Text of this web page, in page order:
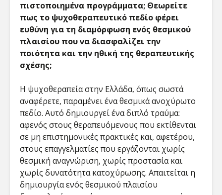
πιστοποιημένα προγράμματα; Θεωρείτε
πως το ψυχοθεραπευτικό πεδίο φέρει
ευθύνη για τη διαμόρφωση ενός θεσμικού
πλαισίου που να διασφαλίζει την
ποιότητα και την ηθική της θεραπευτικής
σχέσης;
Η ψυχοθεραπεία στην Ελλάδα, όπως σωστά
αναφέρετε, παραμένει ένα θεσμικά ανοχύρωτο
πεδίο. Αυτό δημιουργεί ένα διπλό τραύμα:
αφενός στους θεραπευόμενους που εκτίθενται
σε μη επιστημονικές πρακτικές και, αφετέρου,
στους επαγγελματίες που εργάζονται χωρίς
θεσμική αναγνώριση, χωρίς προστασία και
χωρίς δυνατότητα κατοχύρωσης. Απαιτείται η
δημιουργία ενός θεσμικού πλαισίου